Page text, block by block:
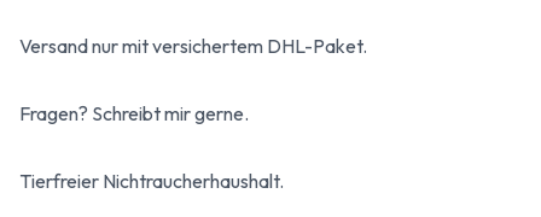
Versand nur mit versichertem DHL-Paket.
Fragen? Schreibt mir gerne.
Tierfreier Nichtraucherhaushalt.